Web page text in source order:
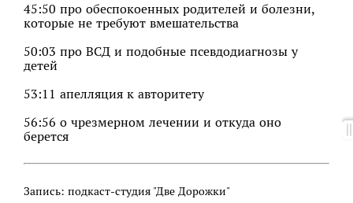
45:50 про обеспокоенных родителей и болезни,
которые не требуют вмешательства
50:03 про ВСД и подобные псевдодиагнозы у
детей
53:11 апелляция к авторитету
56:56 о чрезмерном лечении и откуда оно
берется
Запись: подкаст-студия "Две Дорожки"